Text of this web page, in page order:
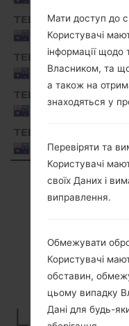
TEL
Australia
TEL
Australia
TEL
Australia
TEL
Australia
Showing
Мати доступ до
Користувачі
інформації щодо
Власником, та
а також на
знаходяться у
Перевіряти та
Користувачі
своїх Даних і
виправлення.
Обмежувати
Користувачі
обставин,
цьому випадку
Дані для будь-